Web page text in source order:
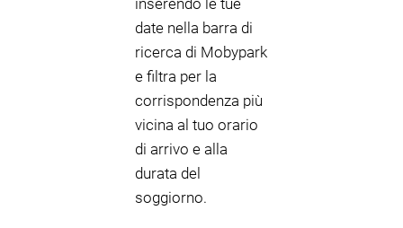
inserendo le tue
date nella barra di
ricerca di Mobypark
e filtra per la
corrispondenza più
vicina al tuo orario
di arrivo e alla
durata del
soggiorno.